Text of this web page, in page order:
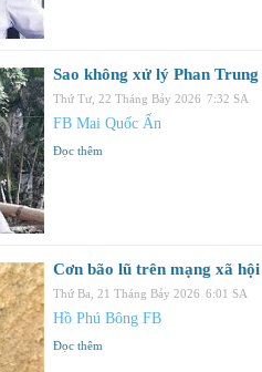
Sao không xử lý Phan Trung
Thứ Tư, 22 Tháng Bảy 2026 7:32 SA
FB Mai Quốc Ấn
Đọc thêm
Cơn bão lũ trên mạng xã hội
Thứ Ba, 21 Tháng Bảy 2026 6:01 SA
Hồ Phú Bông FB
Đọc thêm